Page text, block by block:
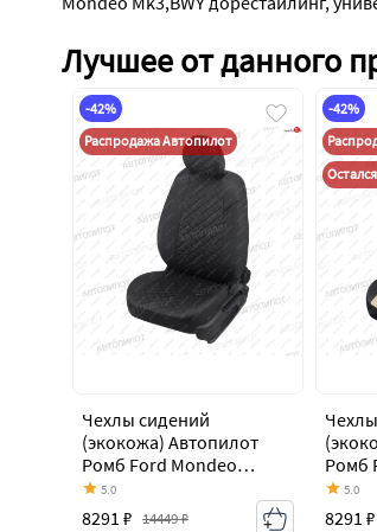
Лучшее от данного
-42%
Распродажа Автопилот
Чехлы сидений
(экокожа) Автопилот
Ромб Ford Mondeo
Mk3,BWY дорестайлинг,
универсал (2000-2003)
5.0
8291 ₽ 14449 ₽
-42%
Ромб
5.0
8291 ₽